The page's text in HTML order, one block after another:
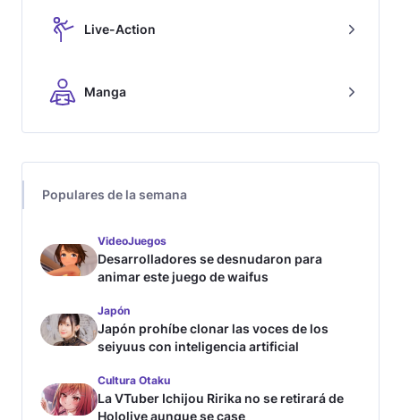
Live-Action
Manga
Populares de la semana
VideoJuegos
Desarrolladores se desnudaron para
animar este juego de waifus
Japón
Japón prohíbe clonar las voces de los
seiyuus con inteligencia artificial
Cultura Otaku
La VTuber Ichijou Ririka no se retirará de
Hololive aunque se case